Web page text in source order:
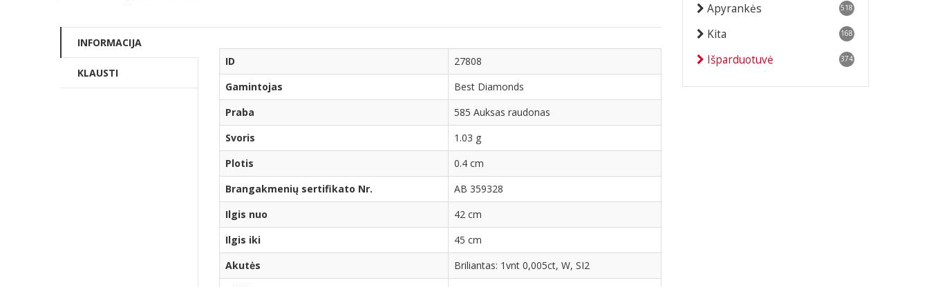
INFORMACIJA
KLAUSTI
ID
27808
Gamintojas
Best Diamonds
Praba
585 Auksas raudonas
Svoris
1.03 g
Plotis
0.4 cm
Brangakmenių sertifikato Nr.
AB 359328
Ilgis nuo
42 cm
Ilgis iki
45 cm
Akutės
Briliantas: 1vnt 0,005ct, W, SI2
Apyrankės 518
Kita 168
Išparduotuvė 374